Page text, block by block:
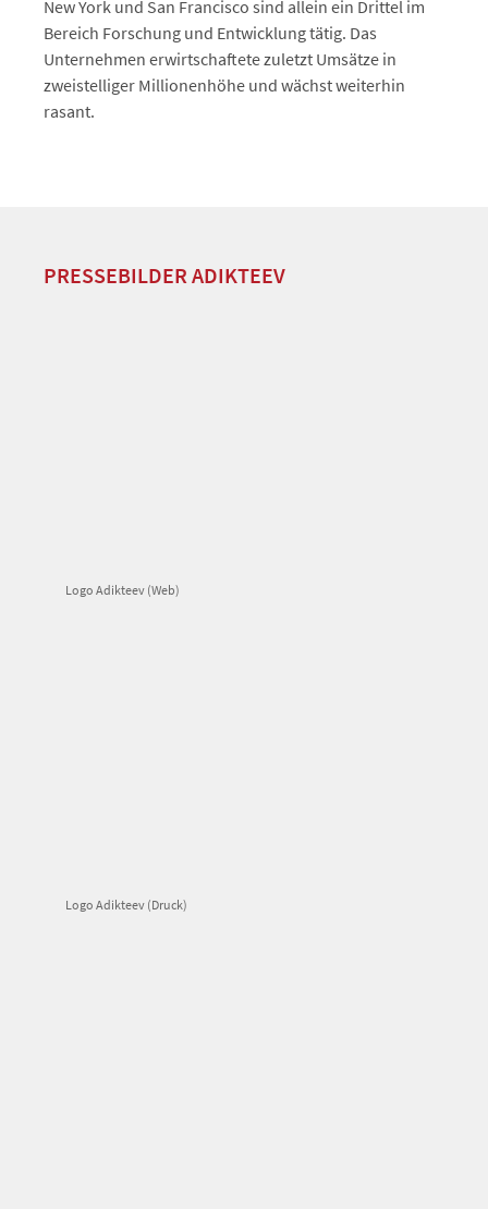
New York und San Francisco sind allein ein Drittel im
Bereich Forschung und Entwicklung tätig. Das
Unternehmen erwirtschaftete zuletzt Umsätze in
zweistelliger Millionenhöhe und wächst weiterhin
rasant.
PRESSEBILDER ADIKTEEV
Logo Adikteev (Web)
Logo Adikteev (Druck)